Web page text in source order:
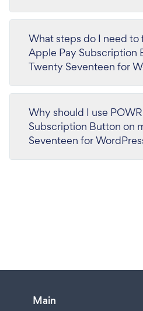
What steps do I need to
Apple Pay Subscription
Twenty Seventeen for
Why should I use
Subscription Button on
Seventeen for
Main